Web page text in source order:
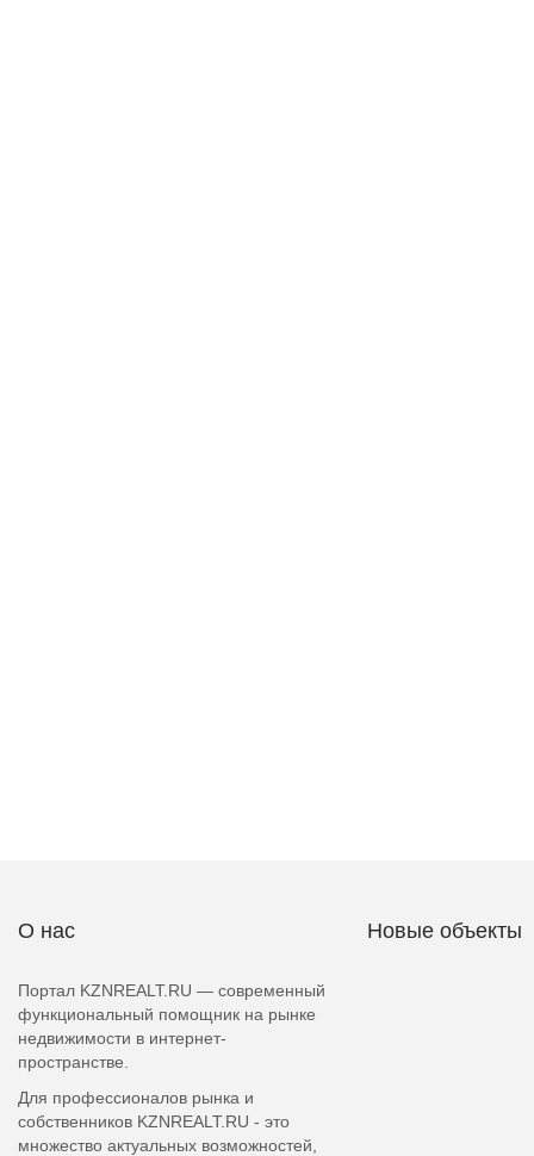
О нас
Портал KZNREALT.RU — современный
функциональный помощник на рынке
недвижимости в интернет-
пространстве.
Для профессионалов рынка и
собственников KZNREALT.RU - это
множество актуальных возможностей,
Новые объекты